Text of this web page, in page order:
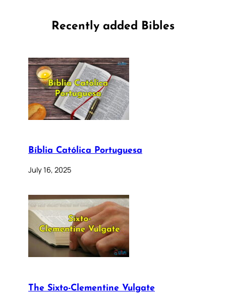
Recently added Bibles
Bíblia Católica Portuguesa
July 16, 2025
The Sixto-Clementine Vulgate